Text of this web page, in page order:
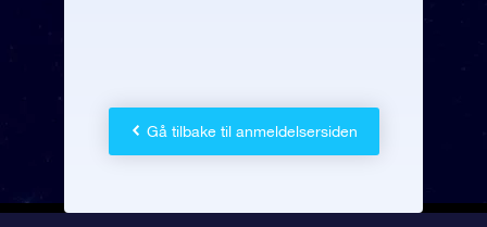
Gå tilbake til anmeldelsersiden